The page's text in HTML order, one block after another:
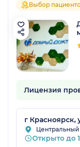
Выбор
Лицензия
г Красноярск,
Центральный
Открыто до